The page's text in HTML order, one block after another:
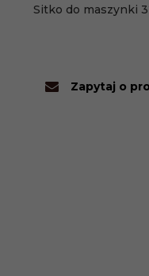
Sitko do maszynki
Zapytaj o